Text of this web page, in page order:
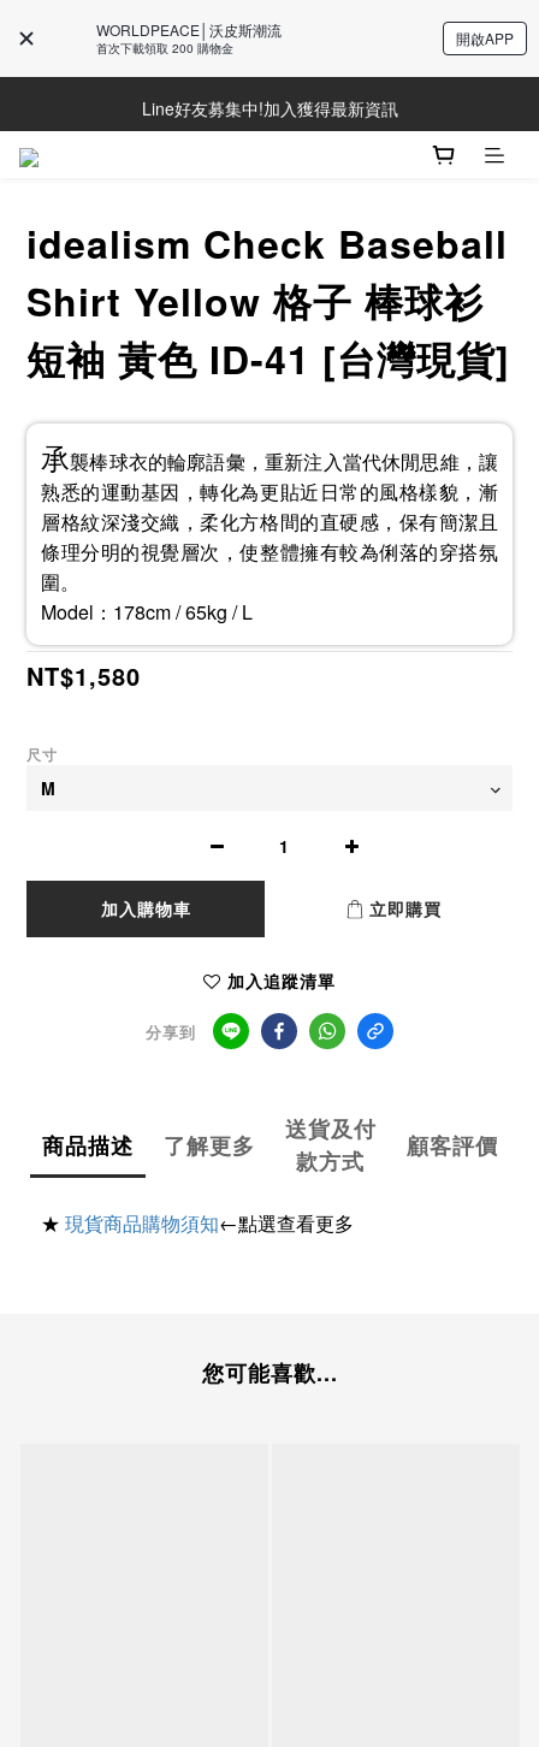
WORLDPEACE│沃皮斯潮流
首次下載領取 200 購物金 開啟APP
Line好友募集中!加入獲得最新資訊
Line好友募集中!加入獲得最新資訊
防詐騙提醒!請勿聽從不明來電操作ATM與提供個人資訊
idealism Check Baseball
Shirt Yellow 格子 棒球衫
短袖 黃色 ID-41 [台灣現貨]
承襲棒球衣的輪廓語彙，重新注入當代休閒思維，讓
熟悉的運動基因，轉化為更貼近日常的風格樣貌，漸
層格紋深淺交織，柔化方格間的直硬感，保有簡潔且
條理分明的視覺層次，使整體擁有較為俐落的穿搭氛
圍。
Model：178cm / 65kg / L
NT$1,580
尺寸
加入購物車 立即購買
加入追蹤清單
分享到
商品描述 了解更多
送貨及付
款方式
顧客評價
★ 現貨商品購物須知←點選查看更多
您可能喜歡...